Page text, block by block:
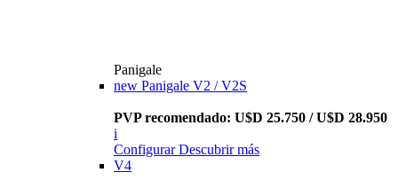
Panigale
new Panigale V2 / V2S
PVP recomendado: U$D 25.750 / U$D 28.950
i
Configurar Descubrir más
V4